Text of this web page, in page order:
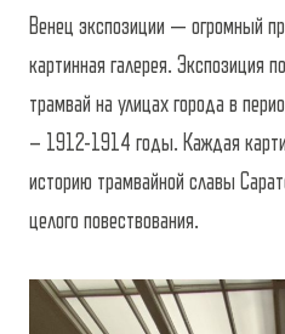
Венец экспозиции — огромный
картинная галерея. Экспозиция
трамвай на улицах города в
– 1912-1914 годы. Каждая
историю трамвайной славы
целого повествования.